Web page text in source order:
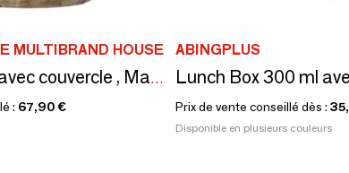
MULTIBRAND HOUSE
Nasib Cruche avec couvercle , Marron, Grès
: 67,90 €
ABINGPLUS
Prix de vente conseillé dès :
Disponible en plusieurs couleurs